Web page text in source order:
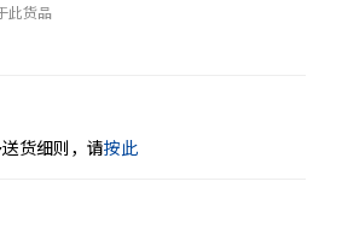
此货品
货细则，请按此